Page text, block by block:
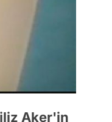
Aker'in